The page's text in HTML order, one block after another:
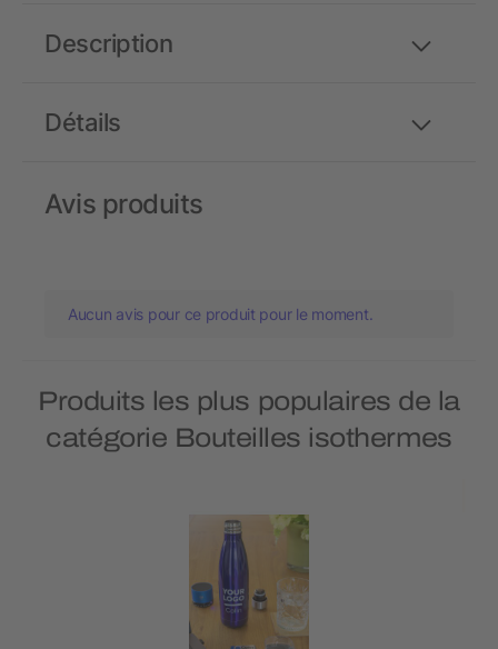
Détails
Description
Avis produits
Aucun avis pour ce produit pour le moment.
Produits les plus populaires de la
catégorie Bouteilles isothermes